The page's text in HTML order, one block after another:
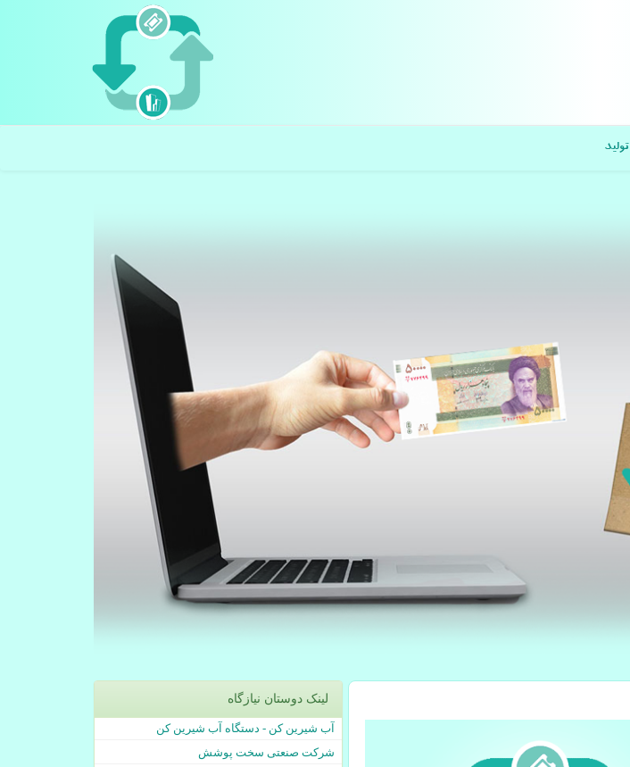
تولید
لینک دوستان نیازگاه
آب شیرین کن - دستگاه آب شیرین کن
شرکت صنعتی سخت پوشش